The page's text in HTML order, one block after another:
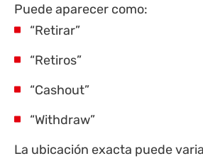
Puede aparecer como:
“Retirar”
“Retiros”
“Cashout”
“Withdraw”
La ubicación exacta puede